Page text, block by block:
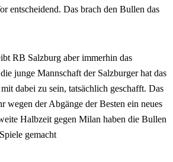
entscheidend. Das brach den Bullen das
RB Salzburg aber immerhin das
junge Mannschaft der Salzburger hat das
dabei zu sein, tatsächlich geschafft. Das
wegen der Abgänge der Besten ein neues
Halbzeit gegen Milan haben die Bullen
gemacht